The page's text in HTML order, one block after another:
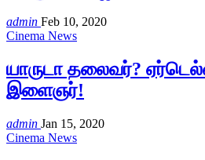
admin Feb 10, 2020
Cinema News
யாருடா தலைவர்?
இளைஞர்!
admin Jan 15, 2020
Cinema News